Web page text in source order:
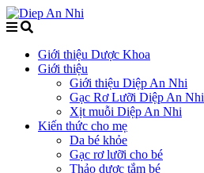
Giới thiệu Dược Khoa
Giới thiệu
Giới thiệu Diệp An Nhi
Gạc Rơ Lưỡi Diệp An Nhi
Xịt muỗi Diệp An Nhi
Kiến thức cho mẹ
Da bé khỏe
Gạc rơ lưỡi cho bé
Thảo dược tắm bé